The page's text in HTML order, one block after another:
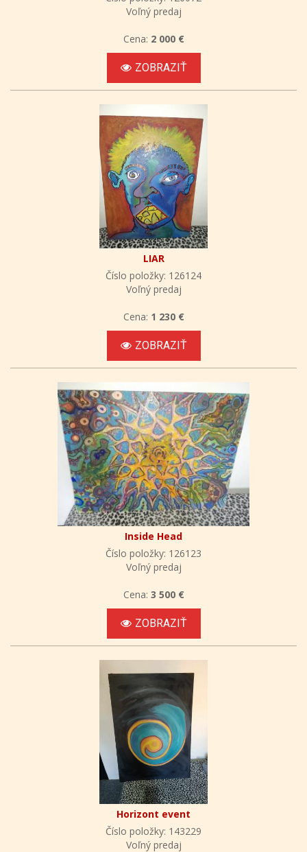
Voľný predaj
Cena: 2 000 €
ZOBRAZIŤ
LIAR
Číslo položky: 126124
Voľný predaj
Cena: 1 230 €
ZOBRAZIŤ
Inside Head
Číslo položky: 126123
Voľný predaj
Cena: 3 500 €
ZOBRAZIŤ
Horizont event
Číslo položky: 143229
Voľný predaj